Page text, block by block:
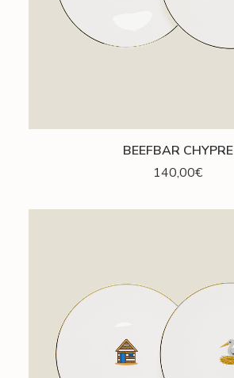
AJOUTER AU PANIERBEEFBAR CHYPRE
140,00€